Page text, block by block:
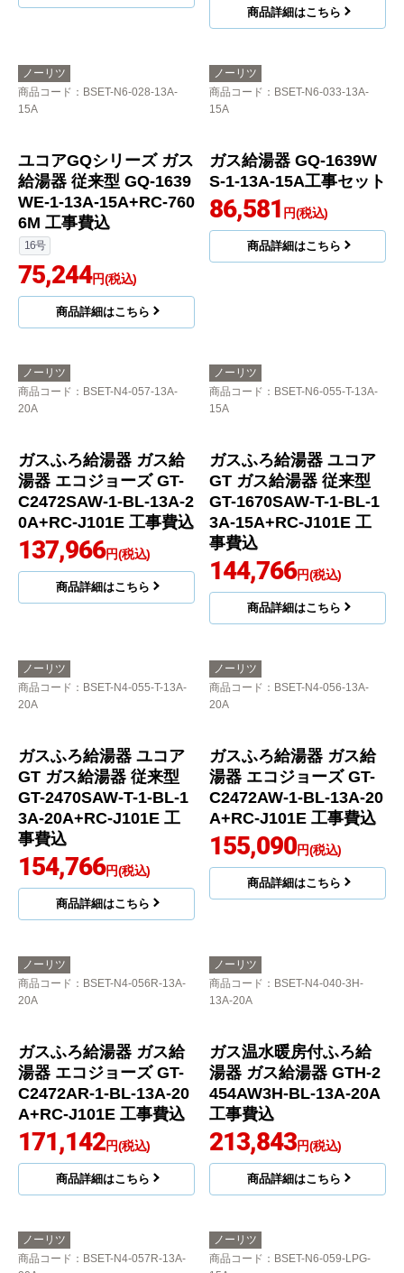
商品詳細はこちら
ノーリツ
商品コード ：BSET-N6-028-13A-
15A
ユコアGQシリーズ ガス
6M 工事費込
16号
商品詳細はこちら
ノーリツ
商品コード ：BSET-N6-033-13A-
15A
86,581
商品詳細はこちら
ノーリツ
商品コード：BSET-N4-057-13A-
ガスふろ給湯器 ガス給
湯器 エコジョーズ GT-
C2472SAW-1-BL-13A-2
0A+RC-J101E 工事費込
137,966円(税込)
商品詳細はこちら
ノーリツ
商品コード
15A
ガスふろ給湯器 ユコア
GT-1670SAW-T-1-BL-1
3A-15A+RC-J101E 工
事費込
商品詳細はこちら
ノーリツ
商品コード ：BSET-N4-055-T-13A-
20A
ガスふろ給湯器 ユコア
GT ガス給湯器 従来型
GT-2470SAW-T-1-BL-1
3A-20A+RC-J101E 工
事費込
154,766円(税込)
商品詳細はこちら
ノーリツ
商品コード ：BSET-N4-056-13A-
20A
ガスふろ給湯器 ガス給
湯器 エコジョーズ GT-
C2472AW-1-BL-13A-20
A+RC-J101E 工事費込
155,090円(税込)
商品詳細はこちら
ノーリツ
ノーリツ